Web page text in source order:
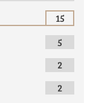
15
5
2
2